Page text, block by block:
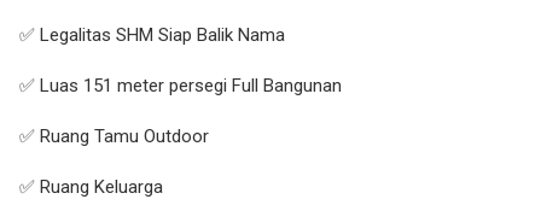
✅ Legalitas SHM Siap Balik Nama
✅ Luas 151 meter persegi Full Bangunan
✅ Ruang Tamu Outdoor
✅ Ruang Keluarga